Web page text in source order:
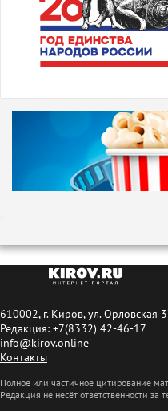
610002, г. Киров, ул. Орловская
Редакция: +7(8332) 42-46-17
info@kirov.online
Контакты
Полное или частичное цитирование
Редакция не несёт ответственности за